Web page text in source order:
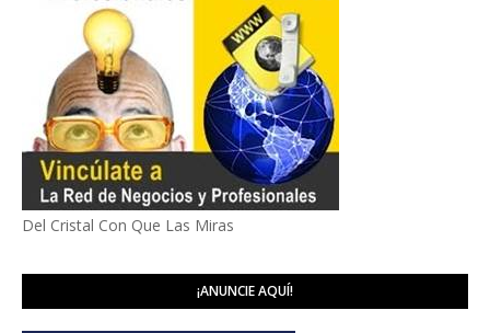
Del Cristal Con Que Las Miras
¡ANUNCIE AQUÍ!